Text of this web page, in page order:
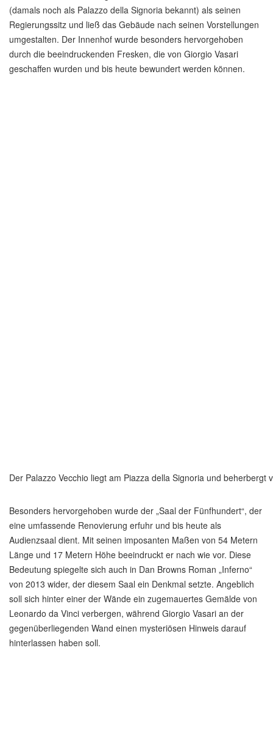
(damals noch als Palazzo della Signoria bekannt) als seinen
Regierungssitz und ließ das Gebäude nach seinen Vorstellungen
umgestalten. Der Innenhof wurde besonders hervorgehoben
durch die beeindruckenden Fresken, die von Giorgio Vasari
geschaffen wurden und bis heute bewundert werden können.
Der Palazzo Vecchio liegt am Piazza della Signoria und beherbergt
Besonders hervorgehoben wurde der „Saal der Fünfhundert“, der
eine umfassende Renovierung erfuhr und bis heute als
Audienzsaal dient. Mit seinen imposanten Maßen von 54 Metern
Länge und 17 Metern Höhe beeindruckt er nach wie vor. Diese
Bedeutung spiegelte sich auch in Dan Browns Roman „Inferno“
von 2013 wider, der diesem Saal ein Denkmal setzte. Angeblich
soll sich hinter einer der Wände ein zugemauertes Gemälde von
Leonardo da Vinci verbergen, während Giorgio Vasari an der
gegenüberliegenden Wand einen mysteriösen Hinweis darauf
hinterlassen haben soll.